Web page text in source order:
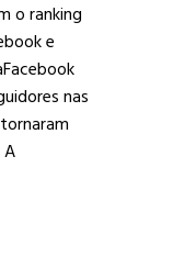
o ranking
e
nas